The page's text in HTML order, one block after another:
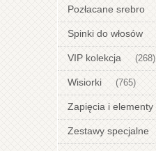
Pozłacane srebro
Spinki do włosów
VIP kolekcja (268)
Wisiorki (765)
Zapięcia i elementy
Zestawy specjalne